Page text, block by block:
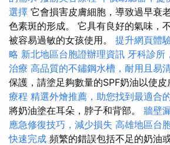
選擇 它會損害皮膚細胞，導致過早衰
色素斑的形成。 它具有良好的氣味，
被容易過敏的女孩使用。 提升網頁體
略 新北地區台胞證辦理資訊 牙科診所
治療 高品質的不鏽鋼水槽，耐用且易
保護，請塗足夠數量的SPF奶油以使皮
療程 精選外燴推薦，助您找到最適合
將奶油塗在耳朵，脖子和背部。 牆壁
應急修復技巧，減少損失 高雄地區台
快速完成 頻繁的錯誤包括不足的奶油